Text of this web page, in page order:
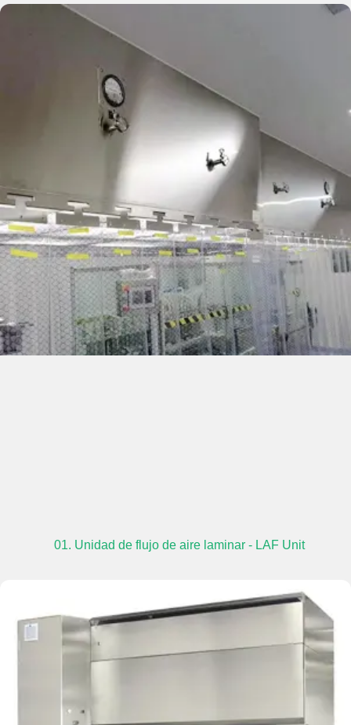
01. Unidad de flujo de aire laminar - LAF Unit